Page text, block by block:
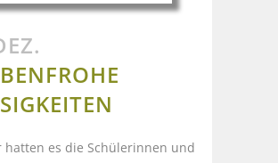
hatten es die Schülerinnen und